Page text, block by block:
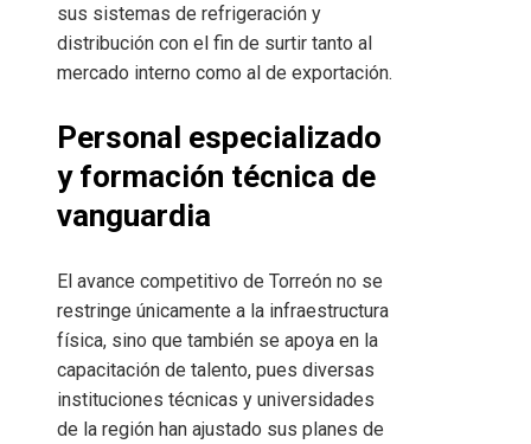
sus sistemas de refrigeración y
distribución con el fin de surtir tanto al
mercado interno como al de exportación.
Personal especializado
y formación técnica de
vanguardia
El avance competitivo de Torreón no se
restringe únicamente a la infraestructura
física, sino que también se apoya en la
capacitación de talento, pues diversas
instituciones técnicas y universidades
de la región han ajustado sus planes de